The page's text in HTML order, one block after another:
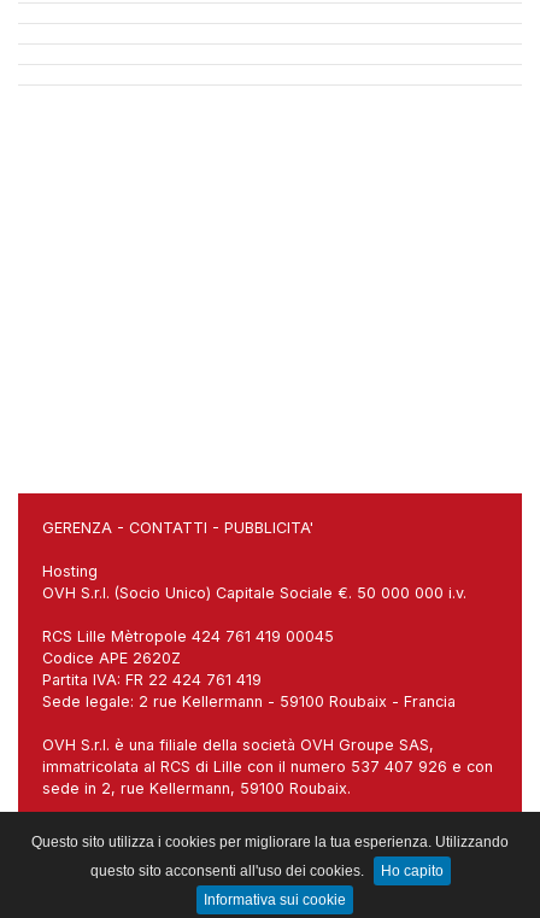
Questo sito utilizza i cookies per migliorare la tua esperienza. Utilizzando
questo sito acconsenti all'uso dei cookies.
Ho capito
Informativa sui cookie
GERENZA - CONTATTI - PUBBLICITA'
Hosting
OVH S.r.l. (Socio Unico) Capitale Sociale €. 50 000 000 i.v.
RCS Lille Mètropole 424 761 419 00045
Codice APE 2620Z
Partita IVA: FR 22 424 761 419
Sede legale: 2 rue Kellermann - 59100 Roubaix - Francia
OVH S.r.l. è una filiale della società OVH Groupe SAS,
immatricolata al RCS di Lille con il numero 537 407 926 e con
sede in 2, rue Kellermann, 59100 Roubaix.
Gestito da:Web Project sas